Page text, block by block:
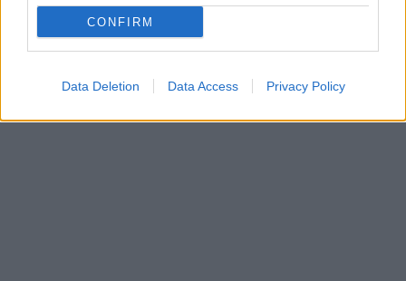
CONFIRM
Data Deletion Data Access Privacy Policy